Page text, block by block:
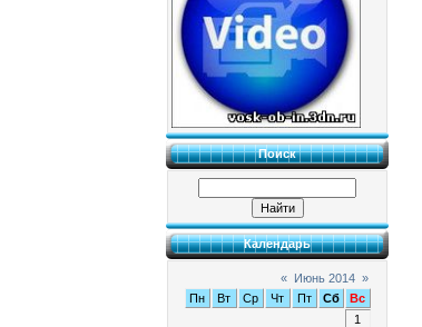
Поиск
Календарь
« Июнь 2014 »
Пн
Вт Ср Чт Пт Сб
Вс
1